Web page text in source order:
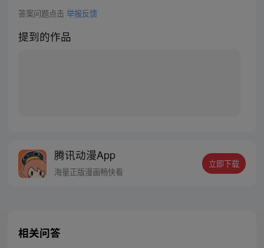
答案问题点击 举报反馈
提到的作品
腾讯动漫App
海量正版漫画畅快看
立即下载
相关问答